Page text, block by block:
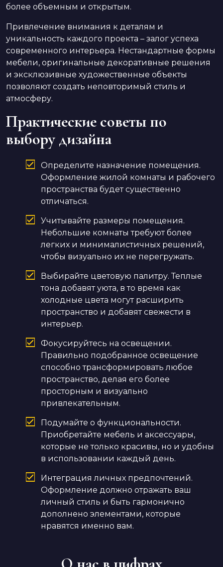
более объемным и открытым.
Привлечение внимания к деталям и
уникальность каждого проекта – залог успеха
современного интерьера. Нестандартные формы
мебели, оригинальные декоративные решения
и эксклюзивные художественные объекты
позволяют создать неповторимый стиль и
атмосферу.
Практические советы по
выбору дизайна
Определите назначение помещения.
Оформление жилой комнаты и рабочего
пространства будет существенно
отличаться.
Учитывайте размеры помещения.
Небольшие комнаты требуют более
легких и минималистичных решений,
чтобы визуально их не перегружать.
Выбирайте цветовую палитру. Теплые
тона добавят уюта, в то время как
холодные цвета могут расширить
пространство и добавят свежести в
интерьер.
Фокусируйтесь на освещении.
Правильно подобранное освещение
способно трансформировать любое
пространство, делая его более
просторным и визуально
привлекательным.
Подумайте о функциональности.
Приобретайте мебель и аксессуары,
которые не только красивы, но и удобны
в использовании каждый день.
Интеграция личных предпочтений.
Оформление должно отражать ваш
личный стиль и быть гармонично
дополнено элементами, которые
нравятся именно вам.